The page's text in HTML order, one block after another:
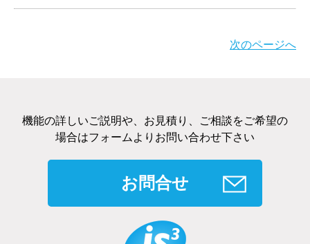
次のページへ
機能の詳しいご説明や、お見積り、ご相談をご希望の
場合はフォームよりお問い合わせ下さい
お問合せ